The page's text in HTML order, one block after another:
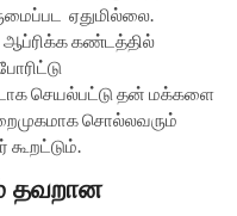
ஏதுமில்லை.
ஆப்ரிக்க கண்டத்தில்
செயல்பட்டு தன் மக்களை
சொல்லவரும்
தவறான